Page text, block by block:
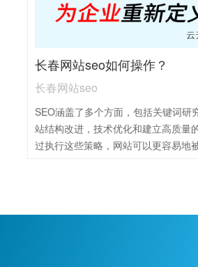
体验。6，外部链接建设：积极寻求
链接机会，提升网站的权威性和可信
调整：定期分析网站数据，了解用户
现，根据数据结果调整优化策略。
长春网站seo如何操作？
长春网站seo
SEO涵盖了多个方面，包括关键词研
站结构改进，技术优化和建立高质量
过执行这些策略，网站可以更容易地
述、内容中合理布局。2，内容优化